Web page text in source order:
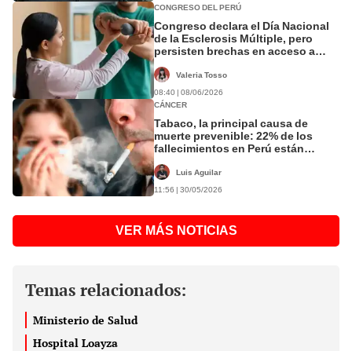
CONGRESO DEL PERÚ
Congreso declara el Día Nacional
de la Esclerosis Múltiple, pero
persisten brechas en acceso a
Valeria Tosso
08:40 | 08/06/2026
CÁNCER
Tabaco, la principal causa de
muerte prevenible: 22% de los
fallecimientos en Perú están
Luis Aguilar
11:56 | 30/05/2026
VER MÁS NOTICIAS
Temas relacionados:
Ministerio de Salud
Hospital Loayza